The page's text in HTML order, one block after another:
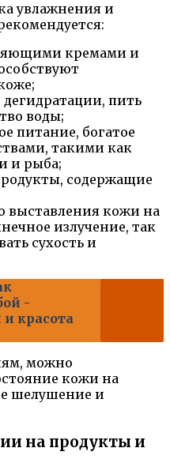
увлажнения и
кремами и
пить
воды;
питание, богатое
такими как
и рыба;
содержащие
выставления кожи на
излучение, так
сухость и
-
красота
можно
кожи на
шелушение и
на продукты и